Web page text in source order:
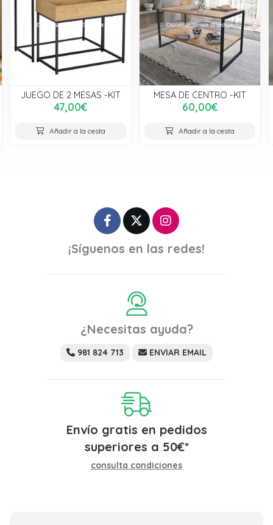
MESA DE CENTRO -KIT
60,00€
Añadir a la cesta
MUEBLE ESTANTERIA -
158,00€
Añadir a la cesta
¡Síguenos en las redes!
¿Necesitas ayuda?
981 824 713 ENVIAR EMAIL
Envío gratis en pedidos
superiores a 50€*
consulta condiciones